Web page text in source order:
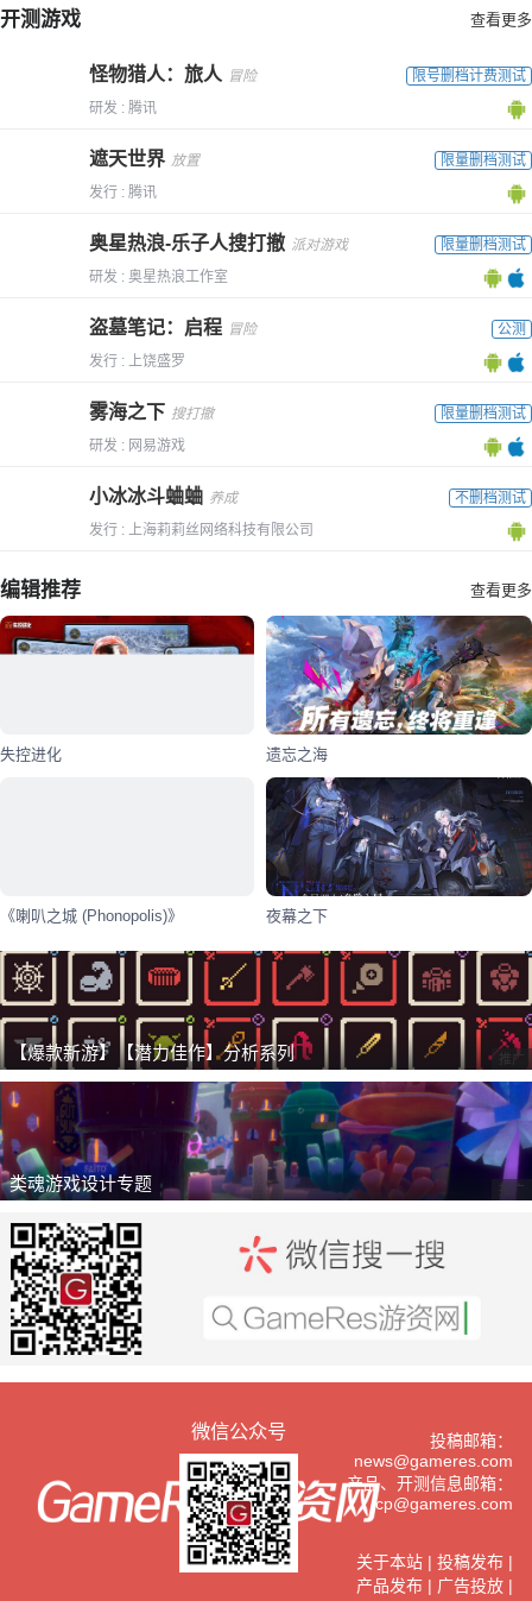
开测游戏 查看更多
怪物猎人：旅人 冒险
限号删档计费测试
研发 : 腾讯
遮天世界 放置
限量删档测试
发行 : 腾讯
奥星热浪-乐子人搜打撤 派对游戏
限量删档测试
研发 : 奥星热浪工作室
盗墓笔记：启程 冒险
公测
发行 : 上饶盛罗
雾海之下 搜打撤
限量删档测试
研发 : 网易游戏
小冰冰斗蛐蛐 养成
不删档测试
发行 : 上海莉莉丝网络科技有限公司
编辑推荐 查看更多
失控进化 遗忘之海
《喇叭之城 (Phonopolis)》 夜幕之下
【爆款新游】【潜力佳作】分析系列 推广
类魂游戏设计专题 推广
微信公众号
投稿邮箱：
news@gameres.com
产品、开测信息邮箱：
cp@gameres.com
关于本站| 投稿发布|
产品发布| 广告投放|